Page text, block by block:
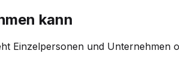
kann
Einzelpersonen und Unternehmen